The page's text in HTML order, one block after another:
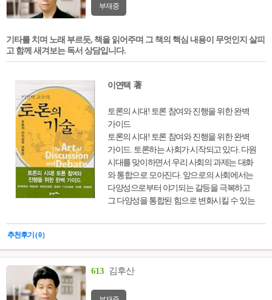
부재중
기타를 치며 노래 부르듯, 책을 읽어주며 그 책의 핵심 내용이 무엇인지 살피
고 함께 새겨보는 독서 상담입니다.
이연택 著
토론의 시대! 토론 참여와 진행을 위한 완벽
가이드
토론의 시대! 토론 참여와 진행을 위한 완벽
가이드. 토론하는 사회가 시작되고 있다. 다원
시대를 맞이하면서 우리 사회의 과제는 대화
와 통합으로 모아진다. 앞으로의 사회에서는
다양성으로부터 야기되는 갈등을 극복하고
그 다양성을 통합된 힘으로 변화시킬 수 있는
그 대안이 되고 있다. 토론자, 사회자 , 주최자
추천후기 ( 0 )
613 김후산